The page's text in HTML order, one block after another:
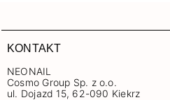
KONTAKT
NEONAIL
Cosmo Group Sp. z o.o.
ul. Dojazd 15, 62-090 Kiekrz